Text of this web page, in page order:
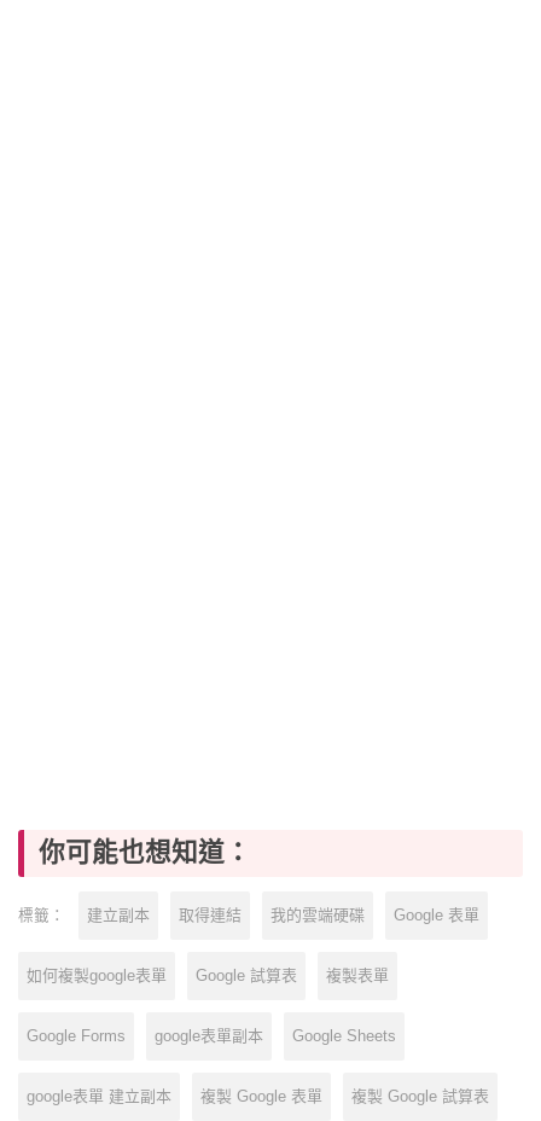
你可能也想知道：
標籤： 建立副本 取得連結 我的雲端硬碟 Google 表單
如何複製google表單 Google 試算表 複製表單
Google Forms google表單副本 Google Sheets
google表單 建立副本 複製 Google 表單 複製 Google 試算表